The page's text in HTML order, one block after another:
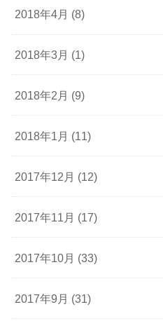
2018年4月 (8)
2018年3月 (1)
2018年2月 (9)
2018年1月 (11)
2017年12月 (12)
2017年11月 (17)
2017年10月 (33)
2017年9月 (31)